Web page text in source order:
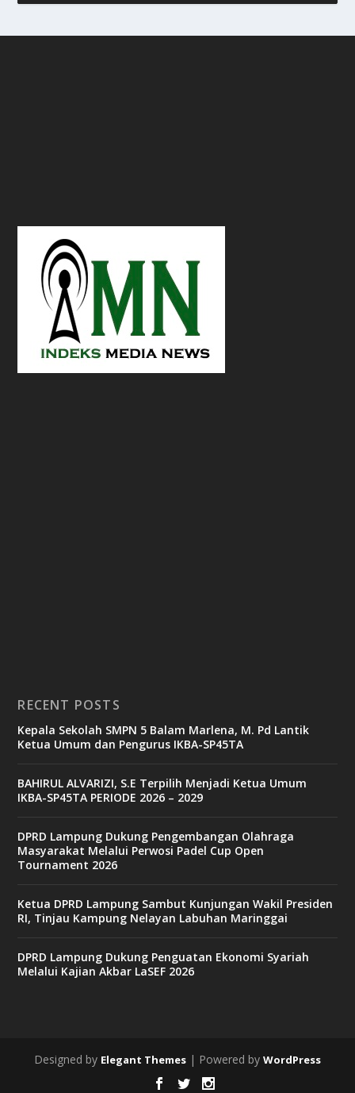
RECENT POSTS
Kepala Sekolah SMPN 5 Balam Marlena, M. Pd Lantik
Ketua Umum dan Pengurus IKBA-SP45TA
BAHIRUL ALVARIZI, S.E Terpilih Menjadi Ketua Umum
IKBA-SP45TA PERIODE 2026 – 2029
DPRD Lampung Dukung Pengembangan Olahraga
Masyarakat Melalui Perwosi Padel Cup Open
Tournament 2026
Ketua DPRD Lampung Sambut Kunjungan Wakil Presiden
RI, Tinjau Kampung Nelayan Labuhan Maringgai
DPRD Lampung Dukung Penguatan Ekonomi Syariah
Melalui Kajian Akbar LaSEF 2026
Designed by Elegant Themes | Powered by WordPress